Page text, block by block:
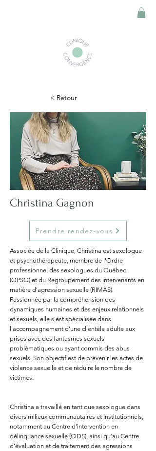
< Retour
Christina Gagnon
Prendre rendez-vous
Associée de la Clinique, Christina est sexologue
et psychothérapeute, membre de l'Ordre
professionnel des sexologues du Québec
(OPSQ) et du Regroupement des intervenants en
matière d'agression sexuelle (RIMAS).
Passionnée par la compréhension des
dynamiques humaines et des enjeux relationnels
et sexuels, elle s'est spécialisée dans
l'accompagnement d'une clientèle adulte aux
prises avec des fantasmes sexuels
problématiques ou ayant commis des abus
sexuels. Son objectif est de prévenir les actes de
violence sexuelle et de réduire le nombre de
victimes.
Christina a travaillé en tant que sexologue dans
divers milieux communautaires et institutionnels,
notamment au Centre d'intervention en
délinquance sexuelle (CIDS), ainsi qu'au Centre
d'évaluation et de traitement des agressions